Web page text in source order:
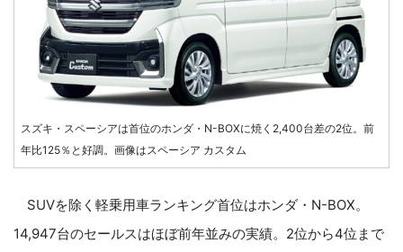
スズキ・スペーシアは首位のホンダ・N-BOXに焼く2,400台差の2位。前
年比125％と好調。画像はスペーシア カスタム
SUVを除く軽乗用車ランキング首位はホンダ・N-BOX。
14,947台のセールスはほぼ前年並みの実績。2位から4位まで